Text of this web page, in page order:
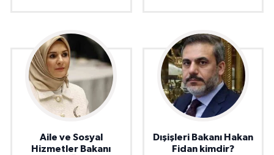
Aile ve Sosyal
Hizmetler Bakanı
Dışişleri Bakanı Hakan
Fidan kimdir?